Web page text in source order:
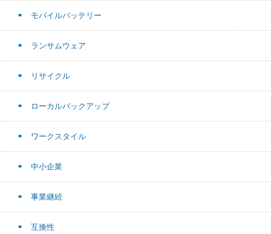
モバイルバッテリー
ランサムウェア
リサイクル
ローカルバックアップ
ワークスタイル
中小企業
事業継続
互換性